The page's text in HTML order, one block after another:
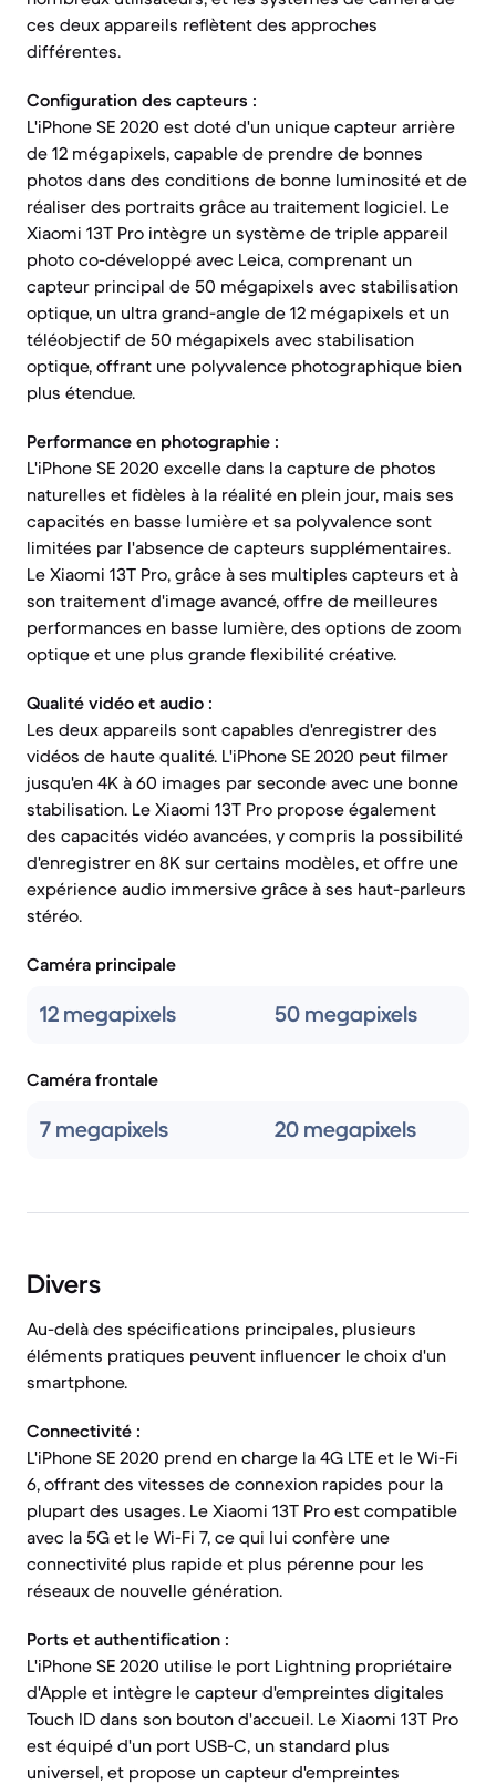
ces deux appareils reflètent des approches
différentes.
Configuration des capteurs :
L'iPhone SE 2020 est doté d'un unique capteur arrière
de 12 mégapixels, capable de prendre de bonnes
photos dans des conditions de bonne luminosité et de
réaliser des portraits grâce au traitement logiciel. Le
Xiaomi 13T Pro intègre un système de triple appareil
photo co-développé avec Leica, comprenant un
capteur principal de 50 mégapixels avec stabilisation
optique, un ultra grand-angle de 12 mégapixels et un
téléobjectif de 50 mégapixels avec stabilisation
optique, offrant une polyvalence photographique bien
plus étendue.
Performance en photographie :
L'iPhone SE 2020 excelle dans la capture de photos
naturelles et fidèles à la réalité en plein jour, mais ses
capacités en basse lumière et sa polyvalence sont
limitées par l'absence de capteurs supplémentaires.
Le Xiaomi 13T Pro, grâce à ses multiples capteurs et à
son traitement d'image avancé, offre de meilleures
performances en basse lumière, des options de zoom
optique et une plus grande flexibilité créative.
Qualité vidéo et audio :
Les deux appareils sont capables d'enregistrer des
vidéos de haute qualité. L'iPhone SE 2020 peut filmer
jusqu'en 4K à 60 images par seconde avec une bonne
stabilisation. Le Xiaomi 13T Pro propose également
des capacités vidéo avancées, y compris la possibilité
d'enregistrer en 8K sur certains modèles, et offre une
expérience audio immersive grâce à ses haut-parleurs
stéréo.
Caméra principale
12 megapixels 50 megapixels
Caméra frontale
7 megapixels 20 megapixels
Divers
Au-delà des spécifications principales, plusieurs
éléments pratiques peuvent influencer le choix d'un
smartphone.
Connectivité :
L'iPhone SE 2020 prend en charge la 4G LTE et le Wi-Fi
6, offrant des vitesses de connexion rapides pour la
plupart des usages. Le Xiaomi 13T Pro est compatible
avec la 5G et le Wi-Fi 7, ce qui lui confère une
connectivité plus rapide et plus pérenne pour les
réseaux de nouvelle génération.
Ports et authentification :
L'iPhone SE 2020 utilise le port Lightning propriétaire
d'Apple et intègre le capteur d'empreintes digitales
Touch ID dans son bouton d'accueil. Le Xiaomi 13T Pro
est équipé d'un port USB-C, un standard plus
universel, et propose un capteur d'empreintes